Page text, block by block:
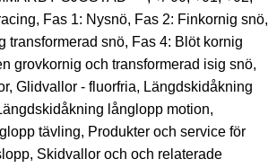
, Fas 1: Nysnö, Fas 2: Finkornig snö,
transformerad snö, Fas 4: Blöt kornig
grovkornig och transformerad isig snö,
, Glidvallor - fluorfria, Längdskidåkning
långlopp motion,
tävling, Produkter och service för
, Skidvallor och och relaterade